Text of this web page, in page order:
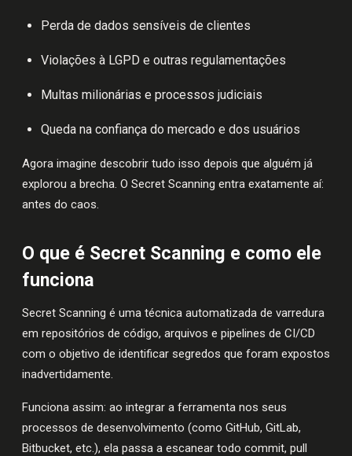
Perda de dados sensíveis de clientes
Violações à LGPD e outras regulamentações
Multas milionárias e processos judiciais
Queda na confiança do mercado e dos usuários
Agora imagine descobrir tudo isso depois que alguém já
explorou a brecha. O Secret Scanning entra exatamente aí:
antes do caos.
O que é Secret Scanning e como ele
funciona
Secret Scanning é uma técnica automatizada de varredura
em repositórios de código, arquivos e pipelines de CI/CD
com o objetivo de identificar segredos que foram expostos
inadvertidamente.
Funciona assim: ao integrar a ferramenta nos seus
processos de desenvolvimento (como GitHub, GitLab,
Bitbucket, etc.), ela passa a escanear todo commit, pull